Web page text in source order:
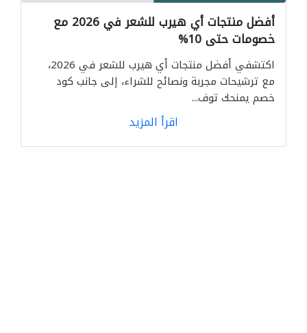
أفضل منتجات أي هيرب للشعر في 2026 مع
خصومات حتى 10%
اكتشفي أفضل منتجات أي هيرب للشعر في 2026،
مع ترشيحات مجربة ونصائح للشراء، إلى جانب كود
خصم يمنحك توف...
اقرأ المزيد